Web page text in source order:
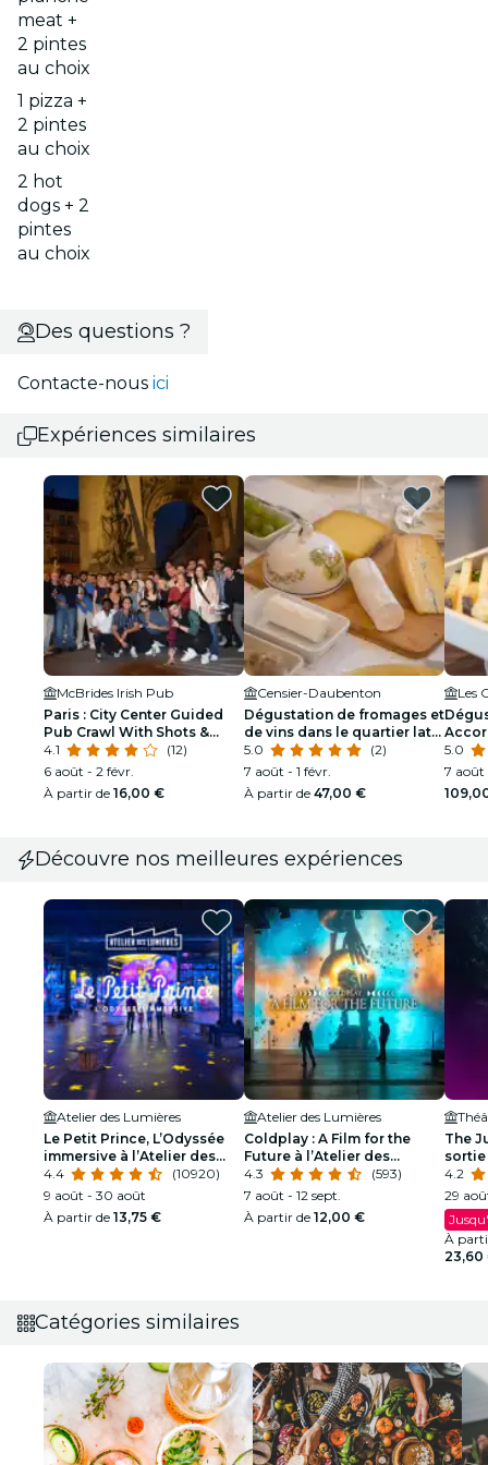
meat +
2 pintes
au choix
1 pizza +
2 pintes
au choix
2 hot
dogs + 2
pintes
au choix
Des questions ?
Contacte-nous ici
Expériences similaires
McBrides Irish Pub
Paris : City Center Guided
Pub Crawl With Shots &
Entrée du club
4.1
(12)
6 août - 2 févr.
À partir de 16,00 €
Censier-Daubenton
Dégustation de fromages et
de vins dans le quartier latin
avec le chef Alex
5.0
(2)
7 août - 1 févr.
À partir de 47,00 €
Les
5.0
7 août
Découvre nos meilleures expériences
Atelier des Lumières
Le Petit Prince, L’Odyssée
immersive à l’Atelier des
Lumières
4.4
(10920)
9 août - 30 août
À partir de 13,75 €
Atelier des Lumières
Coldplay : A Film for the
Future à l’Atelier des
Lumières
4.3
(593)
7 août - 12 sept.
À partir de 12,00 €
The
sortie
4.2
29
À
23,60
Catégories similaires